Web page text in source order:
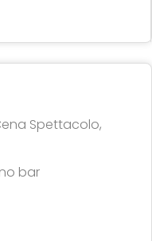
Spettacolo,
bar